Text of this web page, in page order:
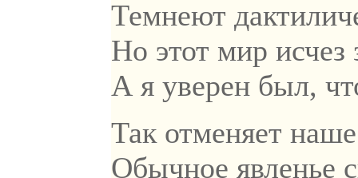
Темнеют
Но этот мир исчез
А я уверен был,
Так отменяет
Обычное явленье